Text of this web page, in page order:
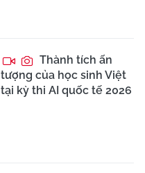
Thành tích ấn
tượng của học sinh Việt
tại kỳ thi AI quốc tế 2026